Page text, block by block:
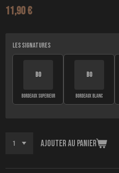
11,90 €
LES SIGNATURES
BO
BORDEAUX SUPERIEUR
BO
BORDEAUX BLANC
Ajouter au panier